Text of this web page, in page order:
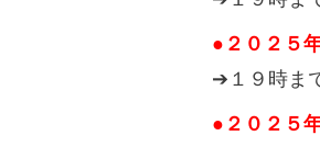
●２０２５
➔１９時ま
●２０２５